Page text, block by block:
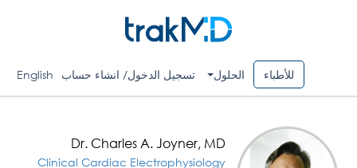
للأطباء الحلول تسجيل الدخول/ انشاء حساب English
Dr. Charles A. Joyner, MD
Clinical Cardiac Electrophysiology